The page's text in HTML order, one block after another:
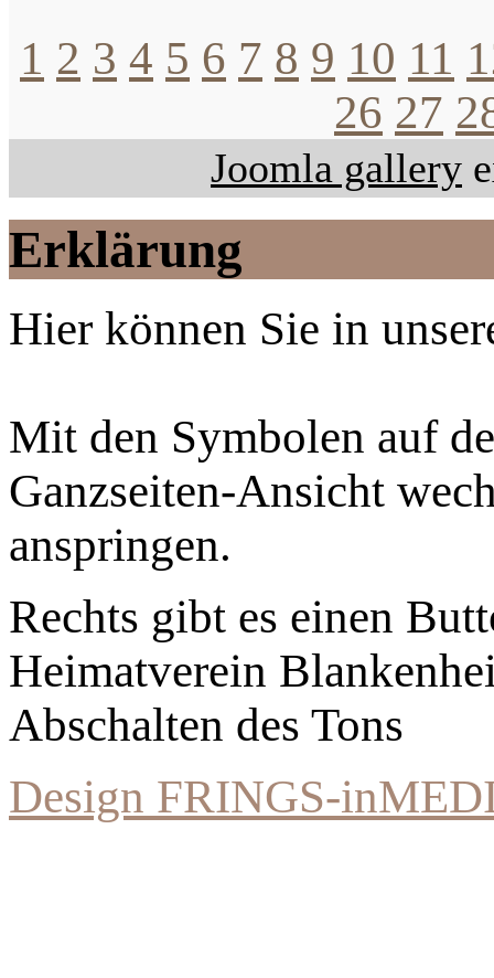
1 2 3 4 5 6 7 8 9 10 11
26 27
Joomla gallery
Erklärung
Hier können Sie in
Mit den Symbolen auf
Ganzseiten-Ansicht
anspringen.
Rechts gibt es einen
Heimatverein
Abschalten des Tons
Design FRINGS-